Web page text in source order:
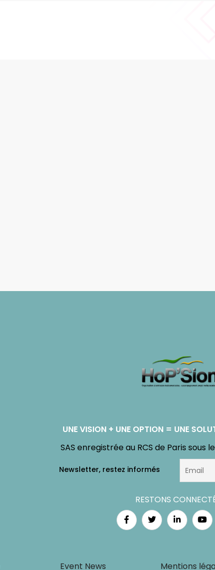
UNE VISION + UNE OPTION = UNE
SAS enregistrée au RCS de Paris sous
RESTONS
Event News Mentions